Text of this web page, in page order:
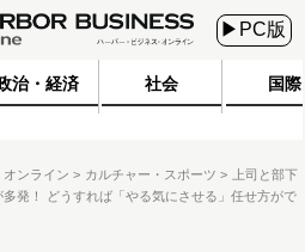
▶PC版
治・経済 社会 国際
ンライン カルチャー・スポーツ
上司と部下
発！ どうすれば「やる気にさせる」任せ方がで